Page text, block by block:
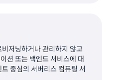
요한 정확한 지원 데이터를
는 말합니다. “AWS를 사
능 점검을 하거나 데이터베이
팀이 필요했을 것입니다. 자
저닝하거나 관리하지 않고
션 또는 백엔드 서비스에 대
중심의 서버리스 컴퓨팅 서